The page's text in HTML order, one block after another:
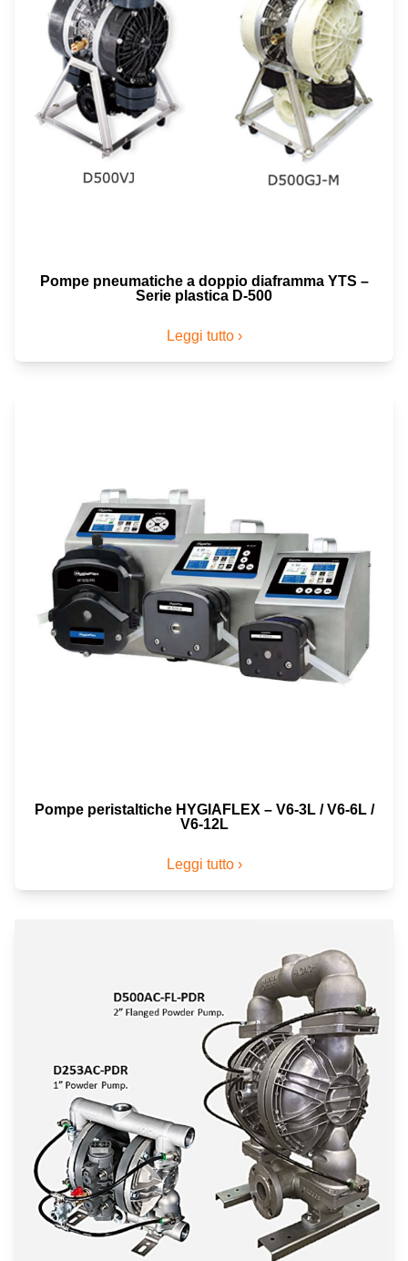
Pompe pneumatiche a doppio diaframma YTS –
Serie plastica D-500
Leggi tutto ›
Pompe peristaltiche HYGIAFLEX – V6-3L / V6-6L /
V6-12L
Leggi tutto ›